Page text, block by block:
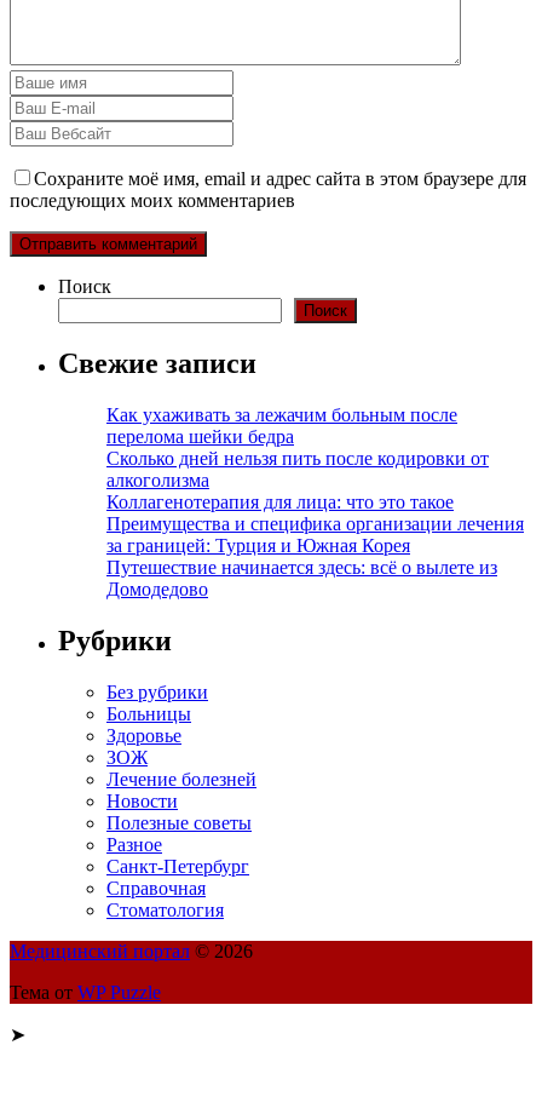
Сохраните моё имя, email и адрес сайта в этом браузере для
последующих моих комментариев
Поиск
Поиск
Свежие записи
Как ухаживать за лежачим больным после
перелома шейки бедра
Сколько дней нельзя пить после кодировки от
алкоголизма
Коллагенотерапия для лица: что это такое
Преимущества и специфика организации лечения
за границей: Турция и Южная Корея
Путешествие начинается здесь: всё о вылете из
Домодедово
Рубрики
Без рубрики
Больницы
Здоровье
ЗОЖ
Лечение болезней
Новости
Полезные советы
Разное
Санкт-Петербург
Справочная
Стоматология
Медицинский портал © 2026
Тема от WP Puzzle
➤